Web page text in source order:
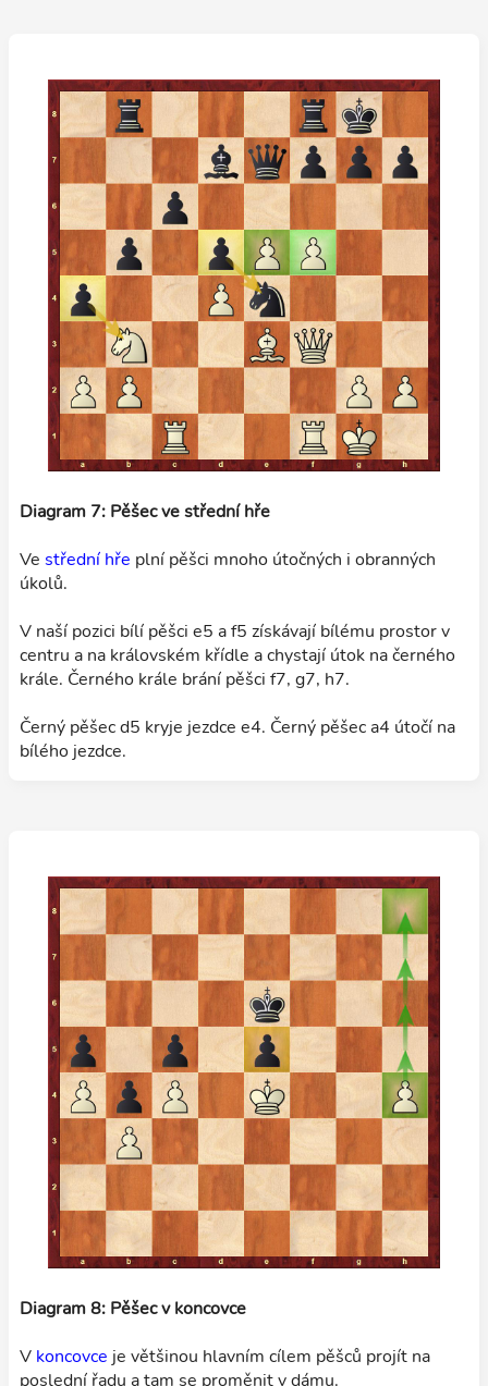
Diagram 7: Pěšec ve střední hře
Ve střední hře plní pěšci mnoho útočných i obranných
úkolů.
V naší pozici bílí pěšci e5 a f5 získávají bílému prostor v
centru a na královském křídle a chystají útok na černého
krále. Černého krále brání pěšci f7, g7, h7.
Černý pěšec d5 kryje jezdce e4. Černý pěšec a4 útočí na
bílého jezdce.
Diagram 8: Pěšec v koncovce
V koncovce je většinou hlavním cílem pěšců projít na
poslední řadu a tam se proměnit v dámu.